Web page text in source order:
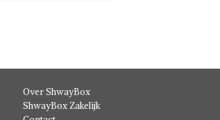
Over ShwayBox
ShwayBox Zakelijk